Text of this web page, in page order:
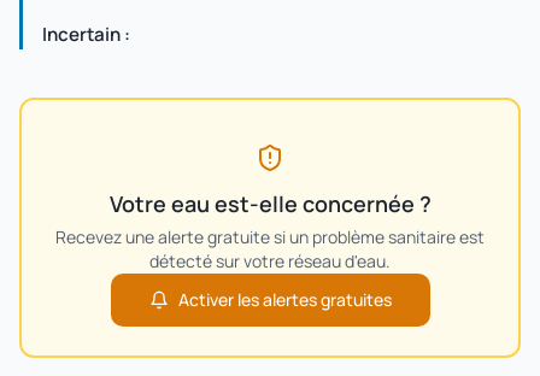
Incertain :
Votre eau est-elle concernée ?
Recevez une alerte gratuite si un problème sanitaire est
détecté sur votre réseau d'eau.
Activer les alertes gratuites